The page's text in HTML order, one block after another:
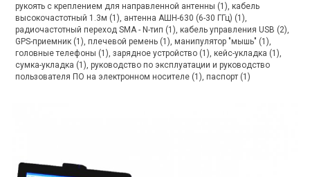
рукоять с креплением для направленной антенны (1), кабель
высокочастотный 1.3м (1), антенна АШН-630 (6-30 ГГц) (1),
радиочастотный переход SMA - N-тип (1), кабель управления USB (2),
GPS-приемник (1), плечевой ремень (1), манипулятор "мышь" (1),
головные телефоны (1), зарядное устройство (1), кейс-укладка (1),
сумка-укладка (1), руководство по эксплуатации и руководство
пользователя ПО на электронном носителе (1), паспорт (1)